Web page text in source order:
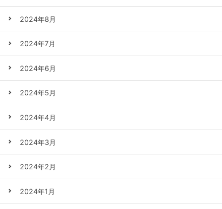
2024年8月
2024年7月
2024年6月
2024年5月
2024年4月
2024年3月
2024年2月
2024年1月